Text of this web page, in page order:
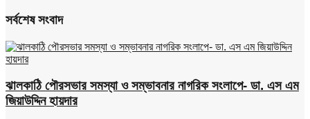
সর্বশেষ সংবাদ
ঝালকাঠি পৌরসভার সমস্যা ও সম্ভাবনার নাগরিক সংলাপে- ডা. এস এম
জিয়াউদ্দিন হায়দার